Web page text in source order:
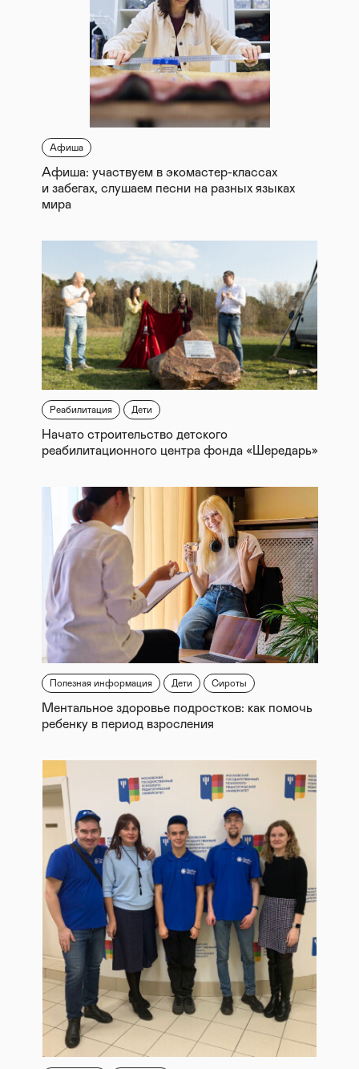
Афиша
Афиша: участвуем в экомастер-классах
и забегах, слушаем песни на разных языках
мира
Реабилитация Дети
Начато строительство детского
реабилитационного центра фонда «Шередарь»
Полезная информация Дети Сироты
Ментальное здоровье подростков: как помочь
ребенку в период взросления